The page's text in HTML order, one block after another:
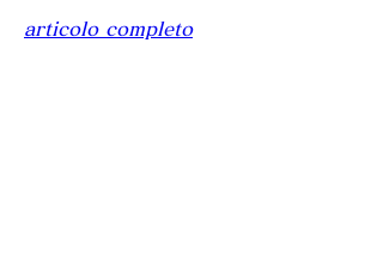
articolo completo